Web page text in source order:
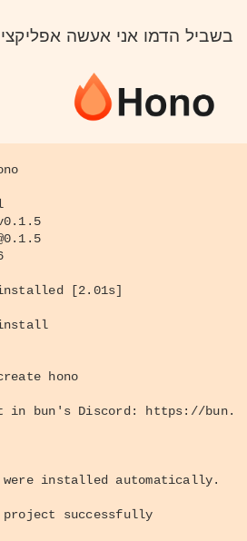
בשביל הדמו אני אעשה
[2.01s]
hono
in bun's Discord: https://
were installed automatically.
project successfully